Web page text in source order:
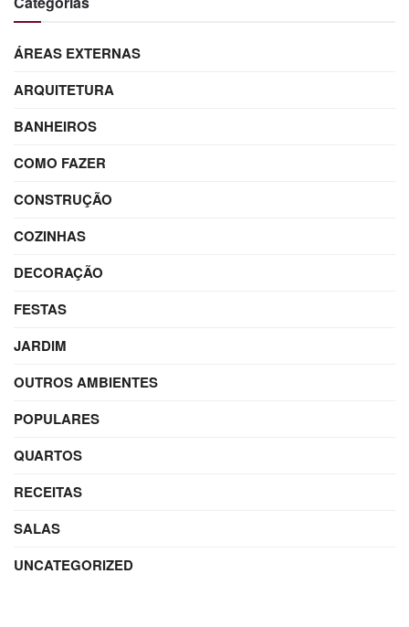
ÁREAS EXTERNAS
ARQUITETURA
BANHEIROS
COMO FAZER
CONSTRUÇÃO
COZINHAS
DECORAÇÃO
FESTAS
JARDIM
OUTROS AMBIENTES
POPULARES
QUARTOS
RECEITAS
SALAS
UNCATEGORIZED